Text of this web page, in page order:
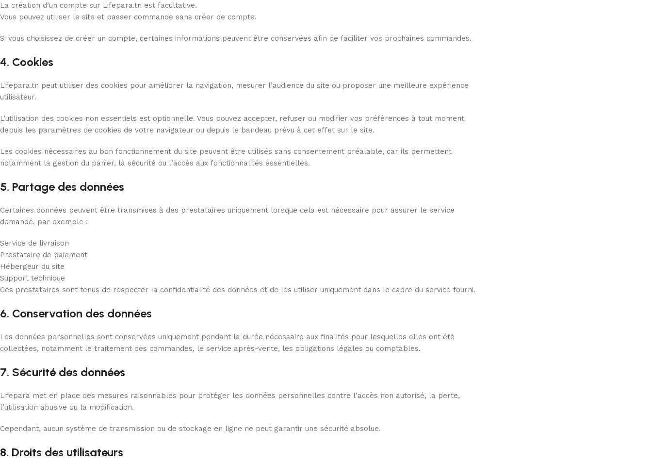
La création d’un compte sur Lifepara.tn est facultative.
Vous pouvez utiliser le site et passer commande sans créer de compte.
Si vous choisissez de créer un compte, certaines informations peuvent être conservées afin de faciliter vos prochaines commandes.
4. Cookies
Lifepara.tn peut utiliser des cookies pour améliorer la navigation, mesurer l’audience du site ou proposer une meilleure expérience
utilisateur.
L’utilisation des cookies non essentiels est optionnelle. Vous pouvez accepter, refuser ou modifier vos préférences à tout moment
depuis les paramètres de cookies de votre navigateur ou depuis le bandeau prévu à cet effet sur le site.
Les cookies nécessaires au bon fonctionnement du site peuvent être utilisés sans consentement préalable, car ils permettent
notamment la gestion du panier, la sécurité ou l’accès aux fonctionnalités essentielles.
5. Partage des données
Certaines données peuvent être transmises à des prestataires uniquement lorsque cela est nécessaire pour assurer le service
demandé, par exemple :
Service de livraison
Prestataire de paiement
Hébergeur du site
Support technique
Ces prestataires sont tenus de respecter la confidentialité des données et de les utiliser uniquement dans le cadre du service fourni.
6. Conservation des données
Les données personnelles sont conservées uniquement pendant la durée nécessaire aux finalités pour lesquelles elles ont été
collectées, notamment le traitement des commandes, le service après-vente, les obligations légales ou comptables.
7. Sécurité des données
Lifepara met en place des mesures raisonnables pour protéger les données personnelles contre l’accès non autorisé, la perte,
l’utilisation abusive ou la modification.
Cependant, aucun système de transmission ou de stockage en ligne ne peut garantir une sécurité absolue.
8. Droits des utilisateurs